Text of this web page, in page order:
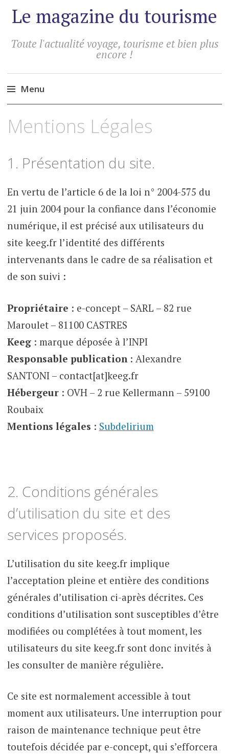
Le magazine du tourisme
Toute l'actualité voyage, tourisme et bien plus
encore !
Menu
au
Mentions Légales
1. Présentation du site.
En vertu de l’article 6 de la loi n° 2004-575 du
21 juin 2004 pour la confiance dans l’économie
numérique, il est précisé aux utilisateurs du
site keeg.fr l’identité des différents
intervenants dans le cadre de sa réalisation et
de son suivi :
Propriétaire : e-concept – SARL – 82 rue
Maroulet – 81100 CASTRES
Keeg : marque déposée à l’INPI
Responsable publication: Alexandre
SANTONI – contact[at]keeg.fr
Hébergeur: OVH – 2 rue Kellermann – 59100
Roubaix
Mentions légales : Subdelirium
2. Conditions générales
d’utilisation du site et des
services proposés.
L’utilisation du site keeg.fr implique
l’acceptation pleine et entière des conditions
générales d’utilisation ci-après décrites. Ces
conditions d’utilisation sont susceptibles d’être
modifiées ou complétées à tout moment, les
utilisateurs du site keeg.fr sont donc invités à
les consulter de manière régulière.
Ce site est normalement accessible à tout
moment aux utilisateurs. Une interruption pour
raison de maintenance technique peut être
toutefois décidée par e-concept, qui s’efforcera